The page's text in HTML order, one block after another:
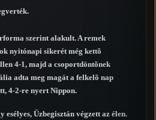
szerint alakult. A remek
nyitónapi sikerét még kettõ
4-1, majd a csoportdöntõnek
adta meg magát a felkelõ nap
4-2-re nyert Nippon.
esélyes, Üzbegisztán végzett az élen.